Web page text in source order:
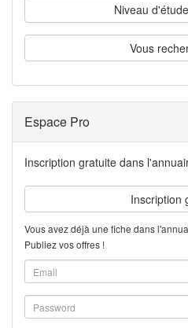
Niveau
Vous
Espace Pro
Inscription gratuite dans
Inscription
Vous avez déjà une fiche dans
Publiez vos offres !